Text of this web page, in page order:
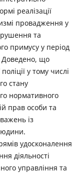
реалізації
провадження у
та
примусу у період
Доведено, що
у тому числі
стану
нормативного
прав особи та
із
удосконалення
діяльності
управління та